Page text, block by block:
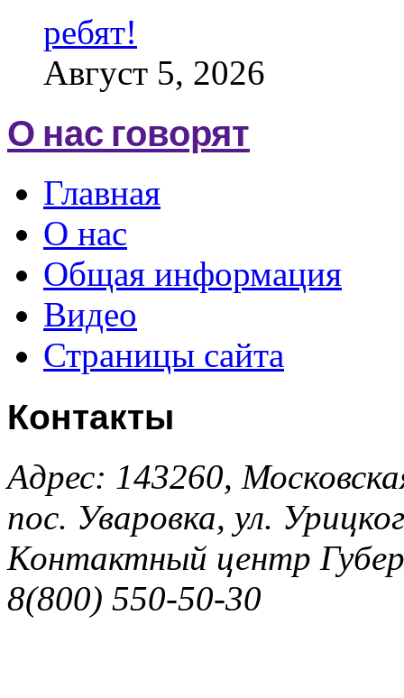
ребят!
Август 5, 2026
О нас говорят
Главная
О нас
Общая информация
Видео
Страницы сайта
Контакты
Адрес: 143260,
пос. Уваровка, ул.
Контактный центр
8(800) 550-50-30